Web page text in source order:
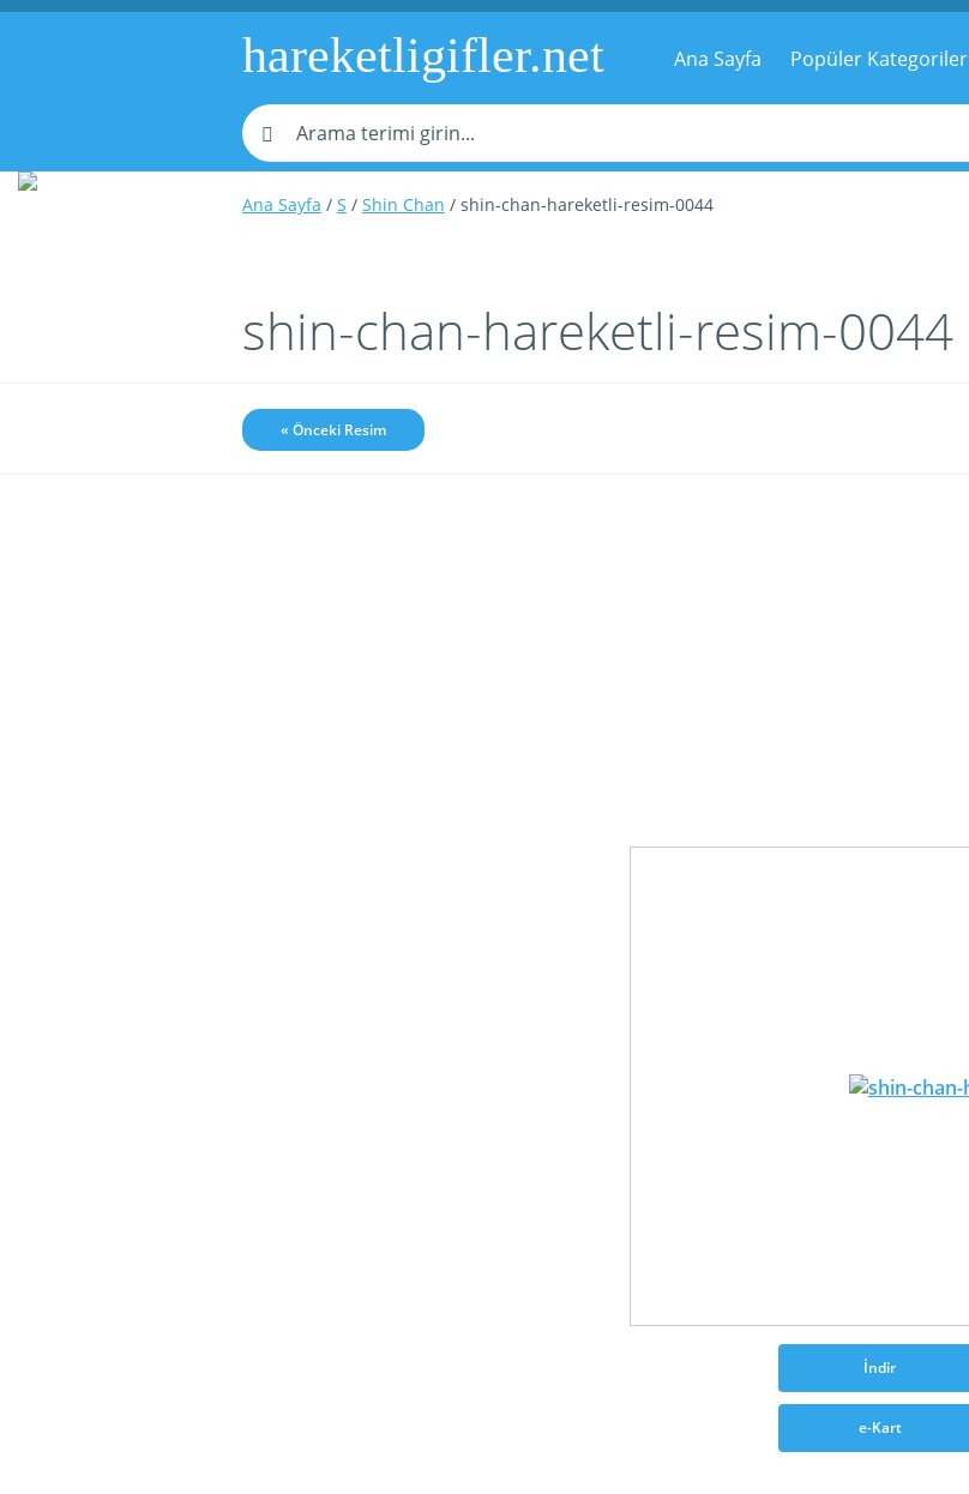
hareketligifler.net Ana Sayfa Popüler Kategoriler
Ana Sayfa / S / Shin Chan / shin-chan-hareketli-resim-0044
shin-chan-hareketli-resim-0044
« Önceki Resim
İndir
e-Kart